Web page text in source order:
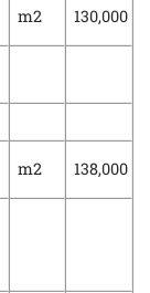
m2 130,000
m2 138,000